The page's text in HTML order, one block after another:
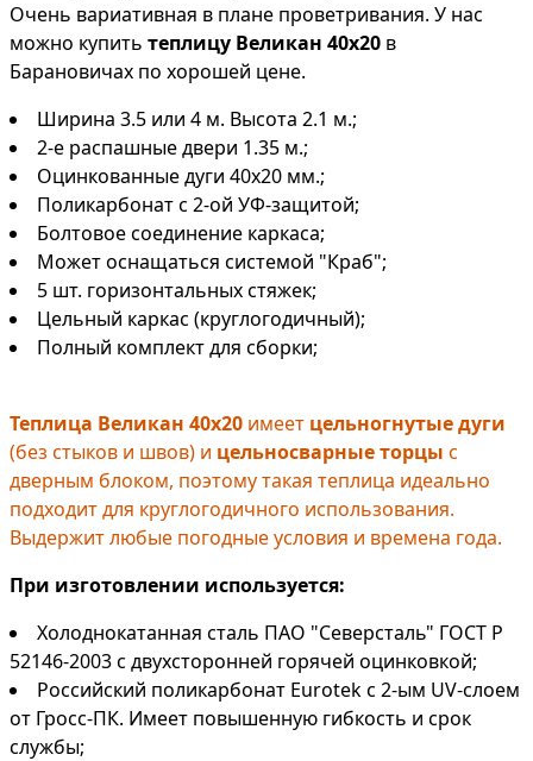
Очень вариативная в плане проветривания. У нас
можно купить теплицу Великан 40х20 в
Барановичах по хорошей цене.
Ширина 3.5 или 4 м. Высота 2.1 м.;
2-е распашные двери 1.35 м.;
Оцинкованные дуги 40х20 мм.;
Поликарбонат с 2-ой УФ-защитой;
Болтовое соединение каркаса;
Может оснащаться системой "Краб";
5 шт. горизонтальных стяжек;
Цельный каркас (круглогодичный);
Полный комплект для сборки;
Теплица Великан 40х20 имеет цельногнутые дуги
(без стыков и швов) и цельносварные торцы с
дверным блоком, поэтому такая теплица идеально
подходит для круглогодичного использования.
Выдержит любые погодные условия и времена года.
При изготовлении используется:
Холоднокатанная сталь ПАО "Северсталь" ГОСТ Р
52146-2003 с двухсторонней горячей оцинковкой;
Российский поликарбонат Eurotek с 2-ым UV-слоем
от Гросс-ПК. Имеет повышенную гибкость и срок
службы;